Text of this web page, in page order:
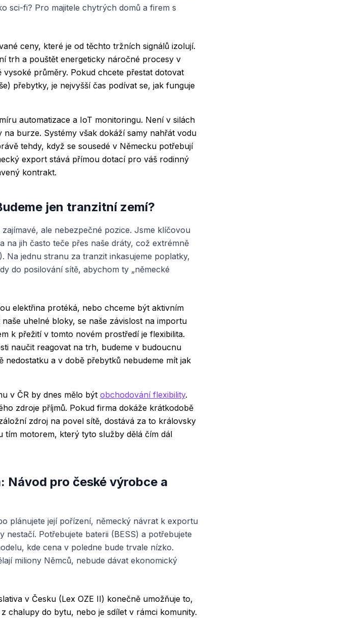
sci-fi? Pro majitele chytrých domů a firem s
ceny, které je od těchto tržních signálů izolují.
trh a pouštět energeticky náročné procesy v
průměry. Pokud chcete přestat dotovat
přebytky, je nejvyšší čas podívat se, jak funguje
automatizace a IoT monitoringu. Není v silách
burze. Systémy však dokáží samy nahřát vodu
tehdy, když se sousedé v Německu potřebují
export stává přímou dotací pro váš rodinný
kontrakt.
jen tranzitní zemí?
ale nebezpečné pozice. Jsme klíčovou
na jih často teče přes naše dráty, což extrémně
Na jednu stranu za tranzit inkasujeme poplatky,
do posilování sítě, abychom ty „německé
elektřina protéká, nebo chceme být aktivním
uhelné bloky, se naše závislost na importu
k přežití v tomto novém prostředí je flexibilita.
naučit reagovat na trh, budeme v budoucnu
a v době přebytků nebudeme mít jak
v ČR by dnes mělo být obchodování flexibility.
zdroje příjmů. Pokud firma dokáže krátkodobě
zdroj na povel sítě, dostává za to královsky
tím motorem, který tyto služby dělá čím dál
Návod pro české výrobce a
plánujete její pořízení, německý návrat k exportu
nestačí. Potřebujete baterii (BESS) a potřebujete
kde cena v poledne bude trvale nízko.
miliony Němců, nebude dávat ekonomický
v Česku (Lex OZE II) konečně umožňuje to,
chalupy do bytu, nebo je sdílet v rámci komunity.